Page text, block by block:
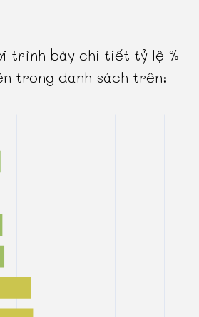
trình bày chi tiết tỷ lệ %
trong danh sách trên: